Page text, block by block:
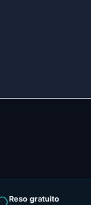
Reso gratuito